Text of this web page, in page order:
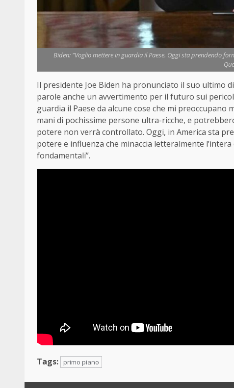
Biden: "Voglio mettere in guardia il Paese. Oggi sta prendendo
Il presidente Joe Biden ha pronunciato il suo ultimo
parole anche un avvertimento per il futuro sui
guardia il Paese da alcune cose che mi preoccupano
mani di pochissime persone ultra-ricche, e
potere non verrà controllato. Oggi, in America sta
potere e influenza che minaccia letteralmente
fondamentali”.
Tags: primo piano